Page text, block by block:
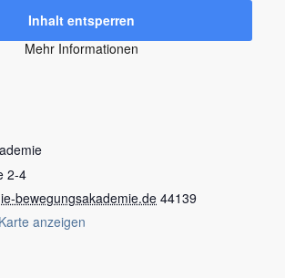
2-4
bewegungsakademie.de 44139
anzeigen
Inhalt entsperren
Mehr Informationen